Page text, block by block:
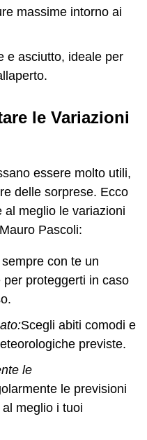
massime intorno ai
e asciutto, ideale per
le Variazioni
essere molto utili,
delle sorprese. Ecco
al meglio le variazioni
Pascoli:
con te un
proteggerti in caso
Scegli abiti comodi e
previste.
le
le previsioni
meglio i tuoi